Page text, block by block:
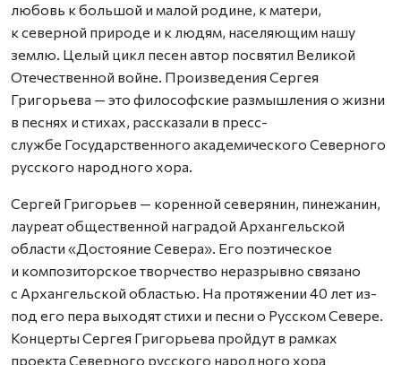
любовь к большой и малой родине, к матери,
к северной природе и к людям, населяющим нашу
землю. Целый цикл песен автор посвятил Великой
Отечественной войне. Произведения Сергея
Григорьева — это философские размышления о жизни
в песнях и стихах, рассказали в пресс-
службе Государственного академического Северного
русского народного хора.
Сергей Григорьев — коренной северянин, пинежанин,
лауреат общественной наградой Архангельской
области «Достояние Севера». Его поэтическое
и композиторское творчество неразрывно связано
с Архангельской областью. На протяжении 40 лет из-
под его пера выходят стихи и песни о Русском Севере.
Концерты Сергея Григорьева пройдут в рамках
проекта Северного русского народного хора